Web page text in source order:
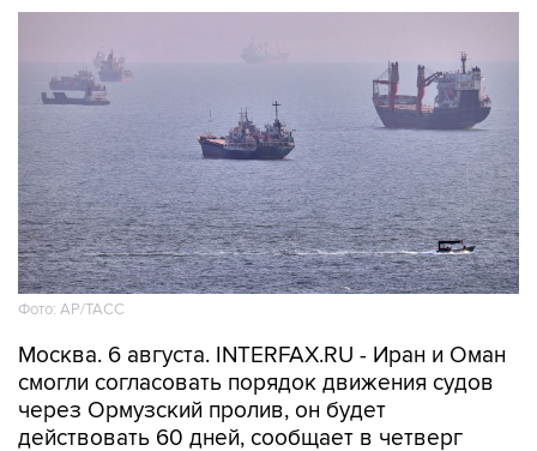
Фото: AP/ТАСС
Москва. 6 августа. INTERFAX.RU - Иран и Оман
через Ормузский пролив, он будет
действовать 60 дней, сообщает в четверг
"Аль-Арабийя" со ссылкой на источник.